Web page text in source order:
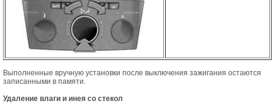
Выполненные вручную установки после выключения зажигания остаются
записанными в памяти.
Удаление влаги и инея со стекол